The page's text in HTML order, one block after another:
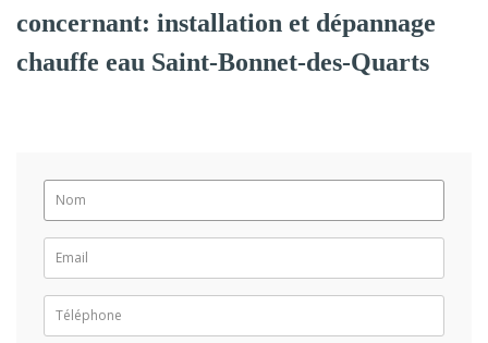
concernant: installation et dépannage
chauffe eau Saint-Bonnet-des-Quarts